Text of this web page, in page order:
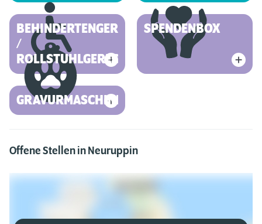
BEHINDERTENGERECHT
/
ROLLSTUHLGERECHT
SPENDENBOX
GRAVURMASCHINE
Offene Stellen in Neuruppin